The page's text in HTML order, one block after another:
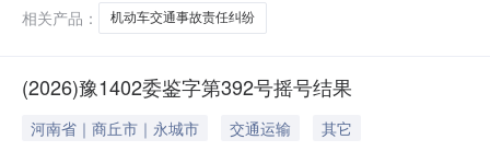
相关产品：
机动车交通事故责任纠纷
(2026)豫1402委鉴字第392号摇号结果
河南省｜商丘市｜永城市 交通运输 其它